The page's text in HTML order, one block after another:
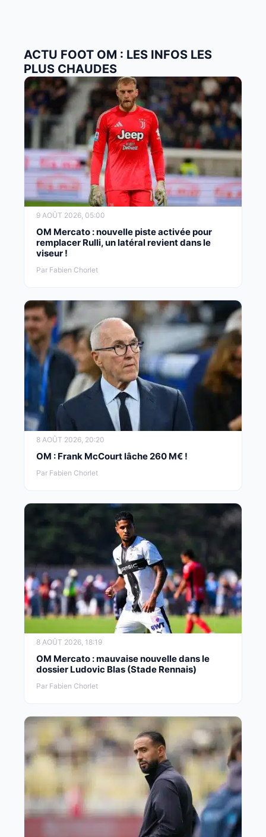
ACTU FOOT OM : LES INFOS LES
PLUS CHAUDES
9 AOÛT 2026, 05:00
OM Mercato : nouvelle piste activée pour
remplacer Rulli, un latéral revient dans le
viseur !
Par Fabien Chorlet
8 AOÛT 2026, 20:20
OM : Frank McCourt lâche 260 M€ !
Par Fabien Chorlet
8 AOÛT 2026, 18:19
OM Mercato : mauvaise nouvelle dans le
dossier Ludovic Blas (Stade Rennais)
Par Fabien Chorlet